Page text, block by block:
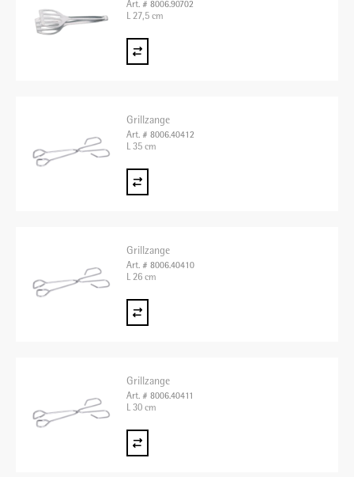
Art. # 8006.90702
L 27,5 cm
Grillzange
Art. # 8006.40412
L 35 cm
Grillzange
Art. # 8006.40410
L 26 cm
Grillzange
Art. # 8006.40411
L 30 cm